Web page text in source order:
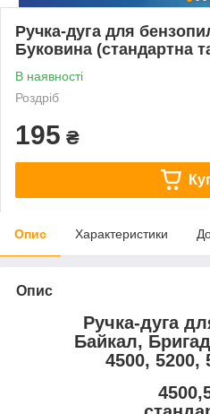
Ручка-дуга для
Буковина (стандартна
В наявності
Роздріб
195 ₴
Опис Характеристики
Опис
Ручка-дуга
Байкал,
4500, 5200,